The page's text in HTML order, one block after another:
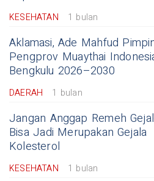
KESEHATAN 1 bulan
Aklamasi, Ade Mahfud
Pengprov Muaythai
Bengkulu 2026–2030
DAERAH 1 bulan
Jangan Anggap Remeh
Bisa Jadi Merupakan Gejala
Kolesterol
KESEHATAN 1 bulan